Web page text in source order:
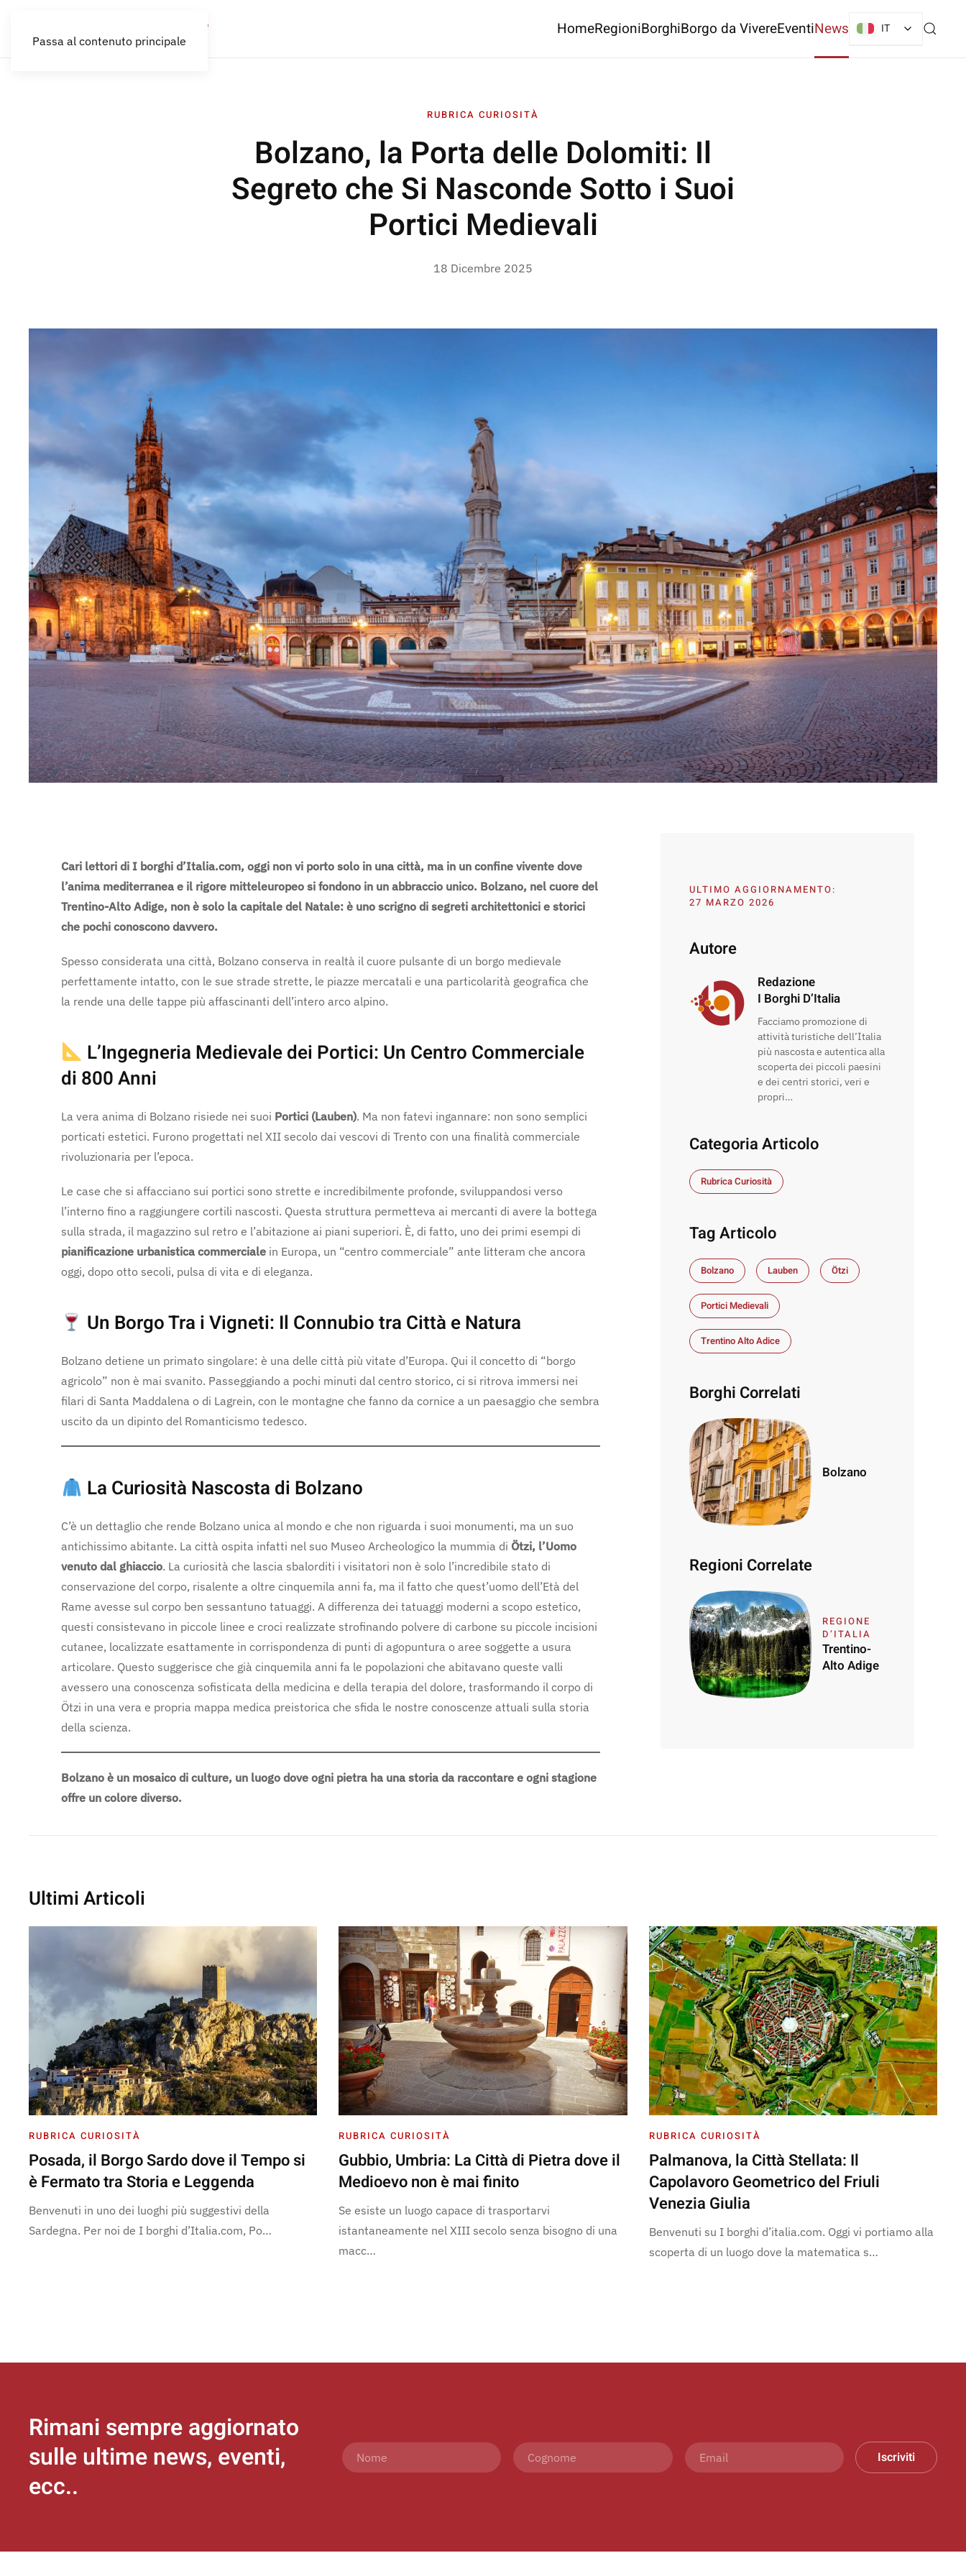
Passa al contenuto principale
HomeRegioniBorghiBorgo da VivereEventiNews IT
RUBRICA CURIOSITÀ
Bolzano, la Porta delle Dolomiti: Il
Segreto che Si Nasconde Sotto i Suoi
Portici Medievali
18 Dicembre 2025
Cari lettori di I borghi d’Italia.com, oggi non vi porto solo in una città, ma in un confine vivente dove
l’anima mediterranea e il rigore mitteleuropeo si fondono in un abbraccio unico. Bolzano, nel cuore del
Trentino-Alto Adige, non è solo la capitale del Natale: è uno scrigno di segreti architettonici e storici
che pochi conoscono davvero.
Spesso considerata una città, Bolzano conserva in realtà il cuore pulsante di un borgo medievale
perfettamente intatto, con le sue strade strette, le piazze mercatali e una particolarità geografica che
la rende una delle tappe più affascinanti dell’intero arco alpino.
L’Ingegneria Medievale dei Portici: Un Centro Commerciale
di 800 Anni
La vera anima di Bolzano risiede nei suoi Portici (Lauben). Ma non fatevi ingannare: non sono semplici
porticati estetici. Furono progettati nel XII secolo dai vescovi di Trento con una finalità commerciale
rivoluzionaria per l’epoca.
Le case che si affacciano sui portici sono strette e incredibilmente profonde, sviluppandosi verso
l’interno fino a raggiungere cortili nascosti. Questa struttura permetteva ai mercanti di avere la bottega
sulla strada, il magazzino sul retro e l’abitazione ai piani superiori. È, di fatto, uno dei primi esempi di
pianificazione urbanistica commerciale in Europa, un “centro commerciale” ante litteram che ancora
oggi, dopo otto secoli, pulsa di vita e di eleganza.
Un Borgo Tra i Vigneti: Il Connubio tra Città e Natura
Bolzano detiene un primato singolare: è una delle città più vitate d’Europa. Qui il concetto di “borgo
agricolo” non è mai svanito. Passeggiando a pochi minuti dal centro storico, ci si ritrova immersi nei
filari di Santa Maddalena o di Lagrein, con le montagne che fanno da cornice a un paesaggio che sembra
uscito da un dipinto del Romanticismo tedesco.
La Curiosità Nascosta di Bolzano
C’è un dettaglio che rende Bolzano unica al mondo e che non riguarda i suoi monumenti, ma un suo
antichissimo abitante. La città ospita infatti nel suo Museo Archeologico la mummia di Ötzi, l’Uomo
venuto dal ghiaccio. La curiosità che lascia sbalorditi i visitatori non è solo l’incredibile stato di
conservazione del corpo, risalente a oltre cinquemila anni fa, ma il fatto che quest’uomo dell’Età del
Rame avesse sul corpo ben sessantuno tatuaggi. A differenza dei tatuaggi moderni a scopo estetico,
questi consistevano in piccole linee e croci realizzate strofinando polvere di carbone su piccole incisioni
cutanee, localizzate esattamente in corrispondenza di punti di agopuntura o aree soggette a usura
articolare. Questo suggerisce che già cinquemila anni fa le popolazioni che abitavano queste valli
avessero una conoscenza sofisticata della medicina e della terapia del dolore, trasformando il corpo di
Ötzi in una vera e propria mappa medica preistorica che sfida le nostre conoscenze attuali sulla storia
della scienza.
Bolzano è un mosaico di culture, un luogo dove ogni pietra ha una storia da raccontare e ogni stagione
offre un colore diverso.
ULTIMO AGGIORNAMENTO:
27 MARZO 2026
Autore
Redazione
I Borghi D’Italia
Facciamo promozione di
attività turistiche dell’Italia
più nascosta e autentica alla
scoperta dei piccoli paesini
e dei centri storici, veri e
propri…
Categoria Articolo
Rubrica Curiosità
Tag Articolo
Bolzano Lauben Ötzi
Portici Medievali
Trentino Alto Adice
Borghi Correlati
Bolzano
Regioni Correlate
REGIONE
D’ITALIA
Trentino-
Alto Adige
Ultimi Articoli
RUBRICA CURIOSITÀ
Posada, il Borgo Sardo dove il Tempo si
è Fermato tra Storia e Leggenda
Benvenuti in uno dei luoghi più suggestivi della
Sardegna. Per noi de I borghi d’Italia.com, Po…
RUBRICA CURIOSITÀ
Gubbio, Umbria: La Città di Pietra dove il
Medioevo non è mai finito
Se esiste un luogo capace di trasportarvi
istantaneamente nel XIII secolo senza bisogno di una
macc…
RUBRICA CURIOSITÀ
Palmanova, la Città Stellata: Il
Capolavoro Geometrico del Friuli
Venezia Giulia
Benvenuti su I borghi d’italia.com. Oggi vi portiamo alla
scoperta di un luogo dove la matematica s…
Rimani sempre aggiornato
sulle ultime news, eventi,
ecc..
Iscriviti